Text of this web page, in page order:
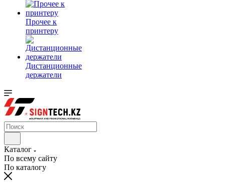
Прочее к
принтеру
Дистанционные
держатели
Каталог
По всему сайту
По каталогу